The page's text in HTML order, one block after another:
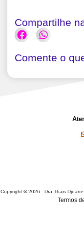
Compartilhe
Comente o
Copyright ₢ 2026 - Dra Thais
Termos